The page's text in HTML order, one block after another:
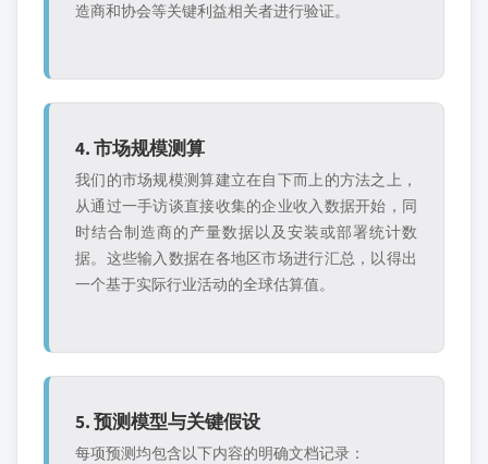
造商和协会等关键利益相关者进行验证。
4. 市场规模测算
我们的市场规模测算建立在自下而上的方法之上，
从通过一手访谈直接收集的企业收入数据开始，同
时结合制造商的产量数据以及安装或部署统计数
据。这些输入数据在各地区市场进行汇总，以得出
一个基于实际行业活动的全球估算值。
5. 预测模型与关键假设
每项预测均包含以下内容的明确文档记录：